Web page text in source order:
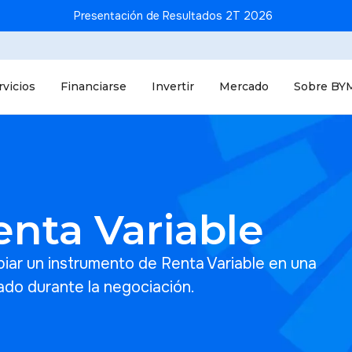
Presentación de Resultados 2T 2026
Financiarse Invertir Mercado Sobre
Variable
un instrumento de Renta Variable en una
durante la negociación.